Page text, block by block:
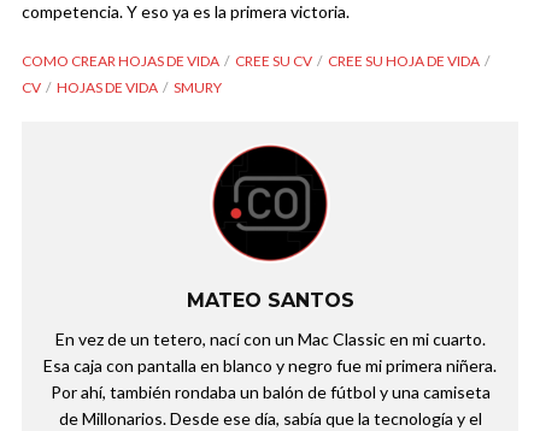
competencia. Y eso ya es la primera victoria.
COMO CREAR HOJAS DE VIDA CREE SU CV
CREE SU HOJA DE VIDA
CV
HOJAS DE VIDA SMURY
MATEO SANTOS
En vez de un tetero, nací con un Mac Classic en mi cuarto.
Esa caja con pantalla en blanco y negro fue mi primera niñera.
Por ahí, también rondaba un balón de fútbol y una camiseta
de Millonarios. Desde ese día, sabía que la tecnología y el